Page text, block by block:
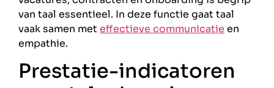
van taal essentieel. In deze functie gaat taal
vaak samen meteffectieve communicatie en
empathie.
Prestatie-indicatoren